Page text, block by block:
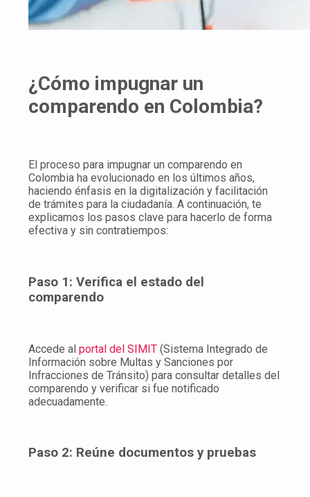
¿Cómo impugnar un
comparendo en Colombia?
El proceso para impugnar un comparendo en
Colombia ha evolucionado en los últimos años,
haciendo énfasis en la digitalización y facilitación
de trámites para la ciudadanía. A continuación, te
explicamos los pasos clave para hacerlo de forma
efectiva y sin contratiempos:
Paso 1: Verifica el estado del
comparendo
Accede al portal del SIMIT (Sistema Integrado de
Información sobre Multas y Sanciones por
Infracciones de Tránsito) para consultar detalles del
comparendo y verificar si fue notificado
adecuadamente.
Paso 2: Reúne documentos y pruebas